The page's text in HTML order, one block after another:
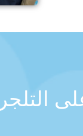
على